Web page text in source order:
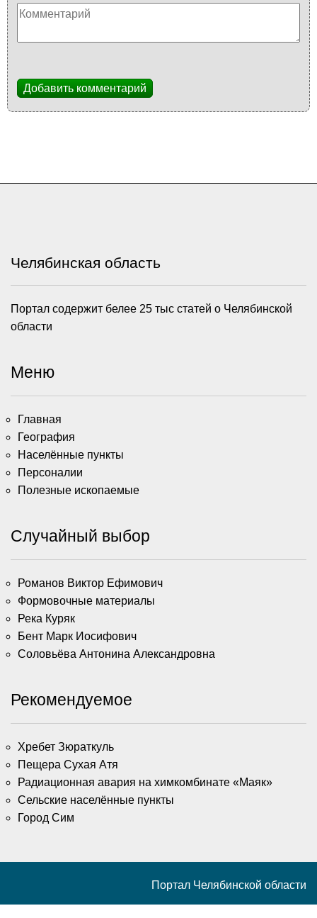
Добавить комментарий
Челябинская область
Портал содержит белее 25 тыс статей о Челябинской
области
Меню
Главная
География
Населённые пункты
Персоналии
Полезные ископаемые
Случайный выбор
Романов Виктор Ефимович
Формовочные материалы
Река Куряк
Бент Марк Иосифович
Соловьёва Антонина Александровна
Рекомендуемое
Хребет Зюраткуль
Пещера Сухая Атя
Радиационная авария на химкомбинате «Маяк»
Сельские населённые пункты
Город Сим
Портал Челябинской области